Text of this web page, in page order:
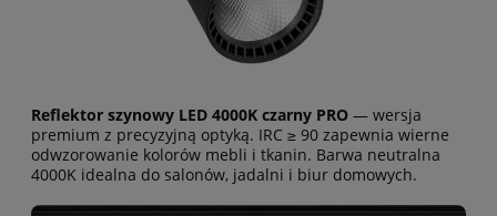
Reflektor szynowy LED 4000K czarny PRO — wersja
premium z precyzyjną optyką. IRC ≥ 90 zapewnia wierne
odwzorowanie kolorów mebli i tkanin. Barwa neutralna
4000K idealna do salonów, jadalni i biur domowych.